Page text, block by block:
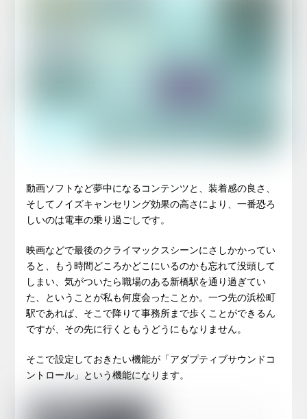
動画ソフトなど夢中になるコンテンツと、装着感の良さ、
そしてノイズキャンセリング効果の高さにより、一番恐ろ
しいのは電車の乗り過ごしです。
映画などで最後のクライマックスシーンにさしかかってい
ると、もう時間どころかどこにいるのかも忘れて没頭して
しまい、気がついたら職場のある新橋駅を通り過ぎてい
た、ということが私も何度会ったことか。一つ先の浜松町
駅であれば、そこで降りて事務所まで歩くことができるん
ですが、その先に行くともうどうにもなりません。
そこで設定しておきたい機能が「アダプティブサウンドコ
ントロール」という機能になります。